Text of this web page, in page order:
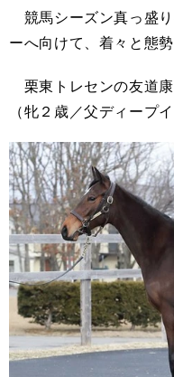
競馬シーズン真っ盛
ーへ向けて、着々と態
栗東トレセンの友道
（牝２歳／父ディープ